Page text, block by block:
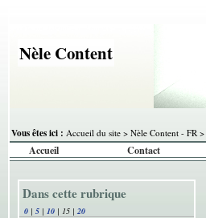
Nèle Content
Vous êtes ici : Accueil du site > Nèle Content - FR >
Accueil Contact
Dans cette rubrique
0 | 5 | 10 | 15 | 20